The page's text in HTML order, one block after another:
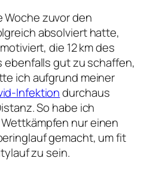
Woche zuvor den
absolviert hatte,
die 12 km des
ebenfalls gut zu schaffen,
ich aufgrund meiner
Infektiondurchaus
So habe ich
nur einen
gemacht, um fit
zu sein.